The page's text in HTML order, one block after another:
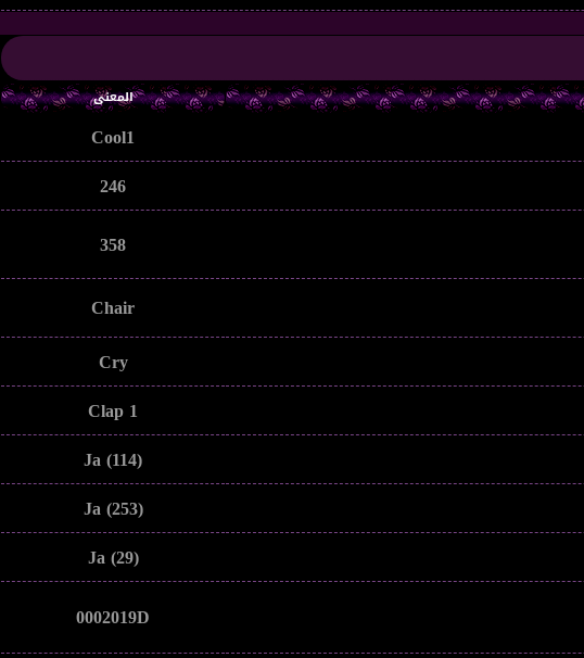
المعنى
Cool1
246
358
Chair
Cry
Clap 1
Ja (114)
Ja (253)
Ja (29)
0002019D